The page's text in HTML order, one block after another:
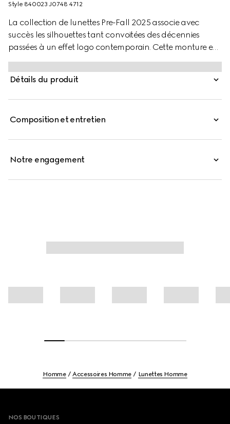
Style ‎840023 J0748 4712
La collection de lunettes Pre-Fall 2025 associe avec
succès les silhouettes tant convoitées des décennies
passées à un effet logo contemporain. Cette monture en
acétate bleu opale est ornée d’un détail GG enlacés et
d’un logo Gucci gravé.
Détails du produit
Composition et entretien
Notre engagement
Homme Accessoires Homme Lunettes Homme
NOS BOUTIQUES